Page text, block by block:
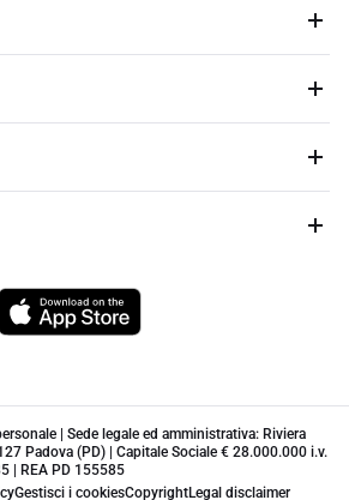
| Sede legale ed amministrativa: Riviera
Padova (PD) | Capitale Sociale € 28.000.000 i.v.
| REA PD 155585
Gestisci i cookiesCopyrightLegal disclaimer